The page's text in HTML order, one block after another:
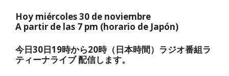
Hoy miércoles 30 de noviembre
A partir de las 7 pm (horario de Japón)
今日30日19時から20時（日本時間）ラジオ番組ラ
ティーナライブ 配信します。